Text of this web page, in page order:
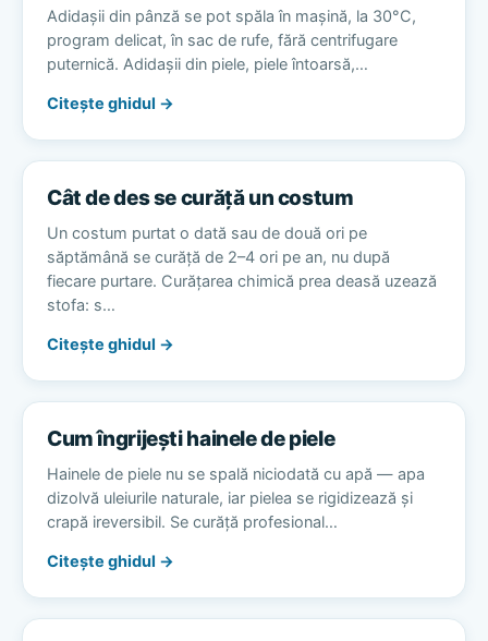
Adidașii din pânză se pot spăla în mașină, la 30°C,
program delicat, în sac de rufe, fără centrifugare
puternică. Adidașii din piele, piele întoarsă,…
Citește ghidul →
Cât de des se curăță un costum
Un costum purtat o dată sau de două ori pe
săptămână se curăță de 2–4 ori pe an, nu după
fiecare purtare. Curățarea chimică prea deasă uzează
stofa: s…
Citește ghidul →
Cum îngrijești hainele de piele
Hainele de piele nu se spală niciodată cu apă — apa
dizolvă uleiurile naturale, iar pielea se rigidizează și
crapă ireversibil. Se curăță profesional…
Citește ghidul →